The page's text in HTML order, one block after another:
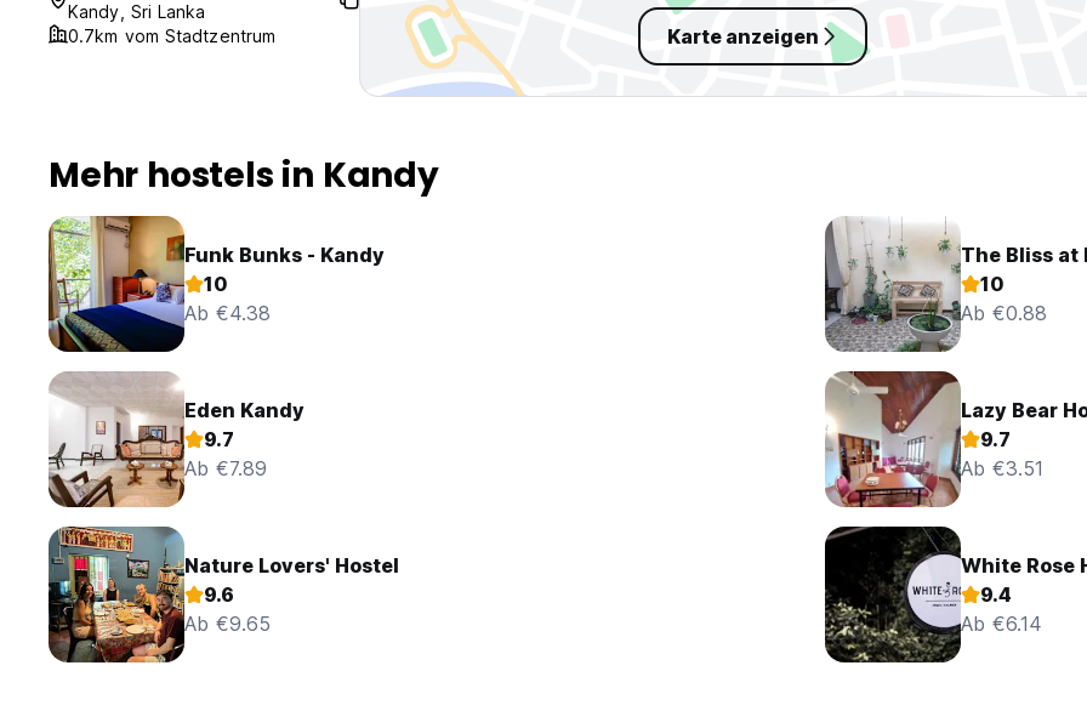
Kandy, Sri Lanka
0.7km vom Stadtzentrum
Karte anzeigen
Mehr hostels in Kandy
Funk Bunks - Kandy
10
Ab €4.38
The Bliss at
10
Ab €0.88
Eden Kandy
9.7
Ab €7.89
Lazy Bear
9.7
Ab €3.51
Nature Lovers' Hostel
9.6
Ab €9.65
White Rose
9.4
Ab €6.14